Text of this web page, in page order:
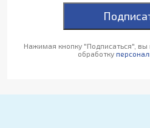
Нажимая кнопку "Подписаться", вы
обработку